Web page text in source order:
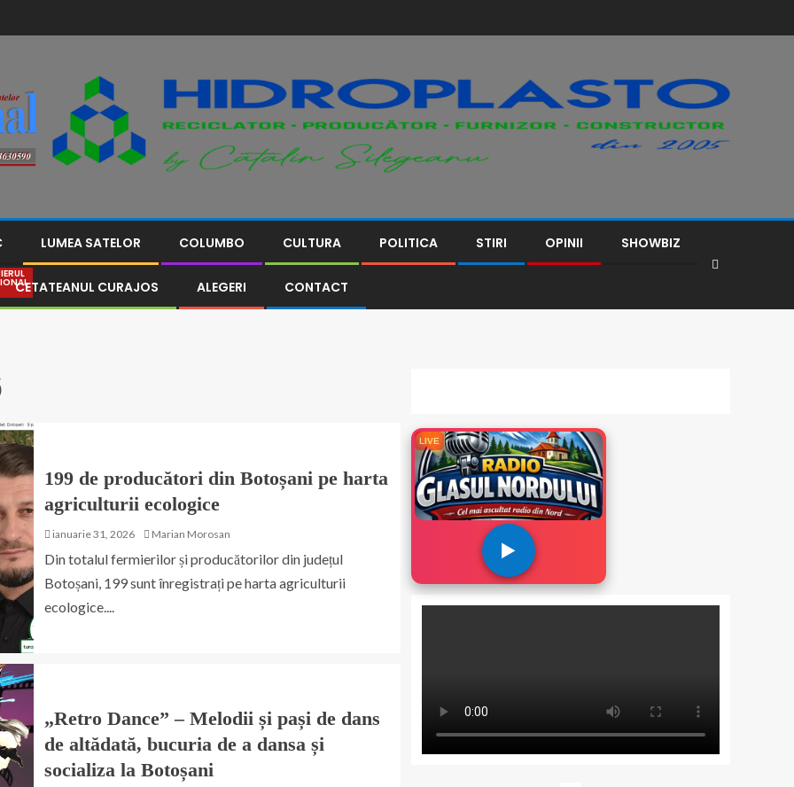
LUMEA SATELOR COLUMBO CULTURA POLITICA STIRI OPINII SHOWBIZ
CETATEANUL CURAJOS ALEGERI CONTACT
199 de producători din Botoșani pe harta
agriculturii ecologice
ianuarie 31, 2026 Marian Morosan
Din totalul fermierilor și producătorilor din județul
Botoșani, 199 sunt înregistrați pe harta agriculturii
ecologice....
„Retro Dance” – Melodii și pași de dans
de altădată, bucuria de a dansa și
socializa la Botoșani
LIVE
▶️